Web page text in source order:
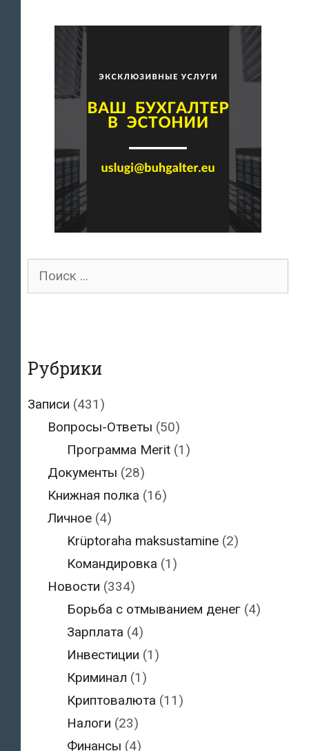
эстонских
Поиск
Рубрики
Записи (431)
Вопросы-Ответы (50)
Программа Merit (1)
Документы (28)
Книжная полка (16)
Личное(4)
Krüptoraha maksustamine (2)
Командировка (1)
Новости (334)
Борьба с отмыванием денег (4)
Зарплата (4)
Инвестиции (1)
Криминал (1)
Криптовалюта (11)
Налоги (23)
Финансы (4)